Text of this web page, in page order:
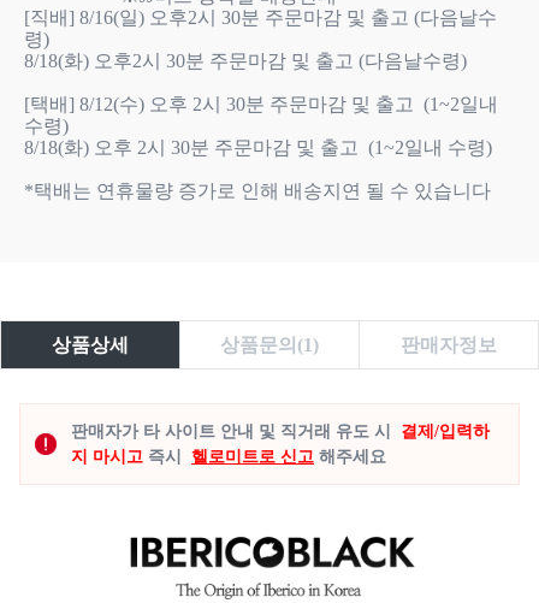
[직배] 8/16(일) 오후2시 30분 주문마감 및 출고 (다음날수
령)
8/18(화) 오후2시 30분 주문마감 및 출고 (다음날수령)
[택배] 8/12(수) 오후 2시 30분 주문마감 및 출고  (1~2일내
수령)
8/18(화) 오후 2시 30분 주문마감 및 출고  (1~2일내 수령)
*택배는 연휴물량 증가로 인해 배송지연 될 수 있습니다
상품상세 상품문의(1) 판매자정보
판매자가 타 사이트 안내 및 직거래 유도 시
결제/입력하
지 마시고 즉시 헬로미트로 신고 해주세요